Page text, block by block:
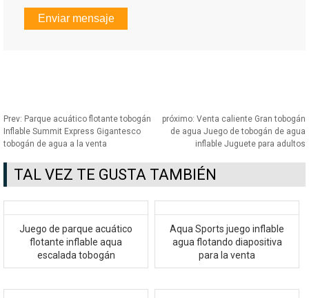
Prev: Parque acuático flotante tobogán
Inflable Summit Express Gigantesco
tobogán de agua a la venta
próximo: Venta caliente Gran tobogán
de agua Juego de tobogán de agua
inflable Juguete para adultos
TAL VEZ TE GUSTA TAMBIÉN
Juego de parque acuático
flotante inflable aqua
escalada tobogán
Aqua Sports juego inflable
agua flotando diapositiva
para la venta